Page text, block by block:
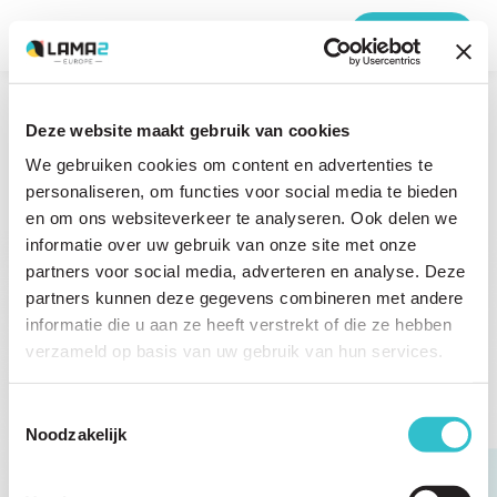
Deze website maakt gebruik van cookies
We gebruiken cookies om content en advertenties te
personaliseren, om functies voor social media te bieden
en om ons websiteverkeer te analyseren. Ook delen we
informatie over uw gebruik van onze site met onze
partners voor social media, adverteren en analyse. Deze
partners kunnen deze gegevens combineren met andere
informatie die u aan ze heeft verstrekt of die ze hebben
verzameld op basis van uw gebruik van hun services.
Noodzakelijk
MENU
Thanksfor getting in touch.
We will get back to you as soon as possible!